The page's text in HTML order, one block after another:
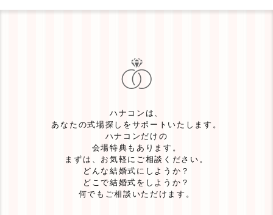
ハナコンは、
あなたの式場探しをサポートいたします。
ハナコンだけの
会場特典もあります。
まずは、お気軽にご相談ください。
どんな結婚式にしようか？
どこで結婚式をしようか？
何でもご相談いただけます。